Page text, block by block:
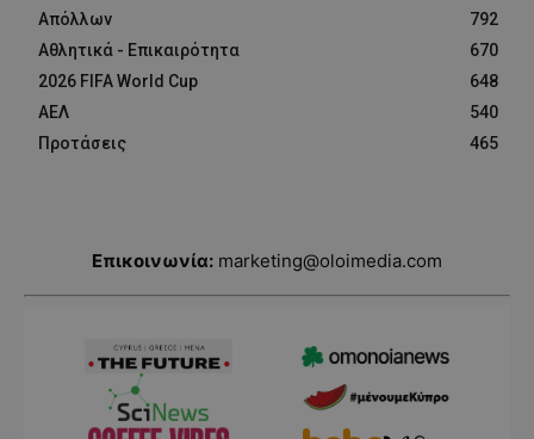
Απόλλων
792
Αθλητικά - Επικαιρότητα
670
2026 FIFA World Cup
648
ΑΕΛ
540
Προτάσεις
465
Επικοινωνία: marketing@oloimedia.com